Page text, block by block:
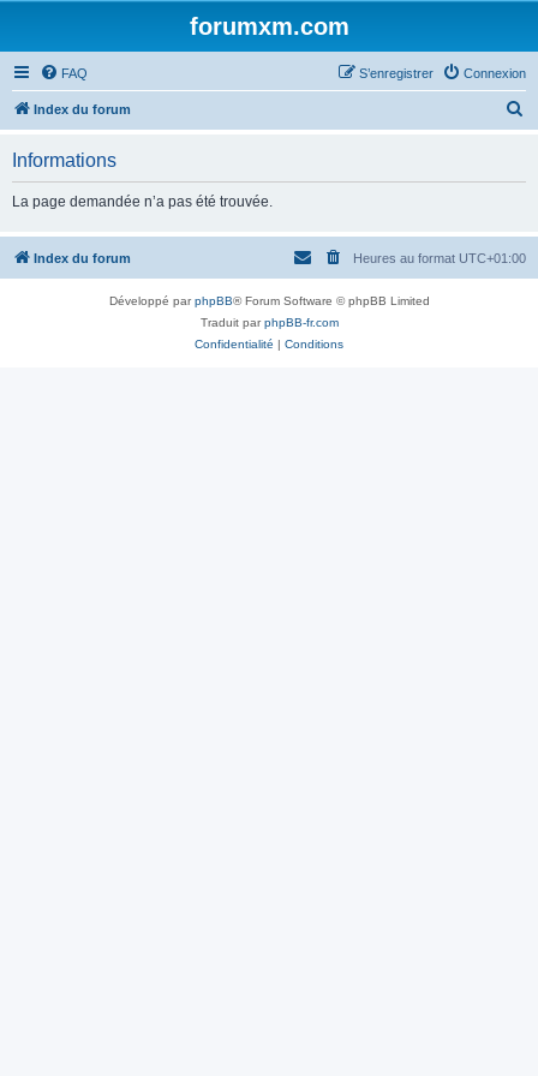
forumxm.com
FAQ Connexion
S’enregistrer
Index du forum
r
c
Informations
La page demandée n’a pas été trouvée.
Index du forum Heures au format UTC+01:00
Développé parphpBB® Forum Software © phpBB Limited
Traduit parphpBB-fr.com
Confidentialité | Conditions